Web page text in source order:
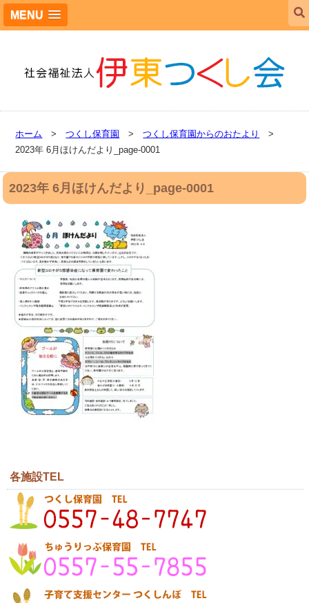
MENU
ホーム >つくし保育園 >つくし保育園からのおたより
>
2023年 6月ほけんだより_page-0001
2023年 6月ほけんだより_page-0001
各施設TEL